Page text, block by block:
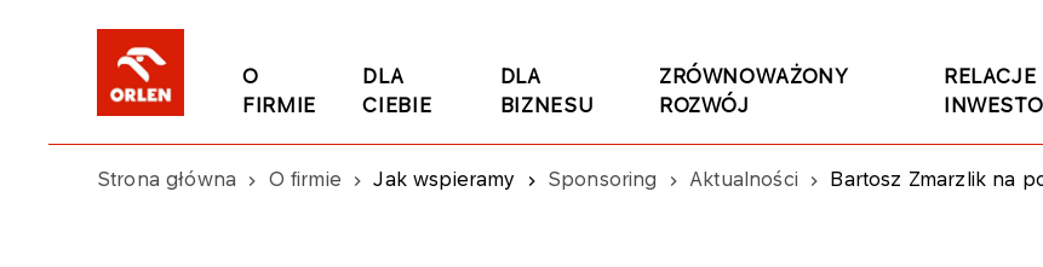
O
FIRMIE
DLA
CIEBIE
DLA
BIZNESU
ZRÓWNOWAŻONY
ROZWÓJ
RELACJE
Strona główna O firmie Jak wspieramy Sponsoring Aktualności Bartosz Zmarzlik na